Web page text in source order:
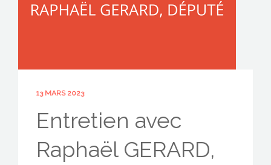
13 MARS 2023
Entretien avec
Raphaël GERARD,